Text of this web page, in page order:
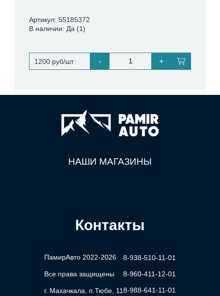
Артикул: 55185372
В наличии: Да (1)
1200 руб/шт - +
НАШИ МАГАЗИНЫ
Контакты
ПамирАвто 2022-2026
Все права защищены
г. Махачкала, п.Тюбе, 11
8-938-510-11-01
8-960-411-12-01
8-988-641-11-01